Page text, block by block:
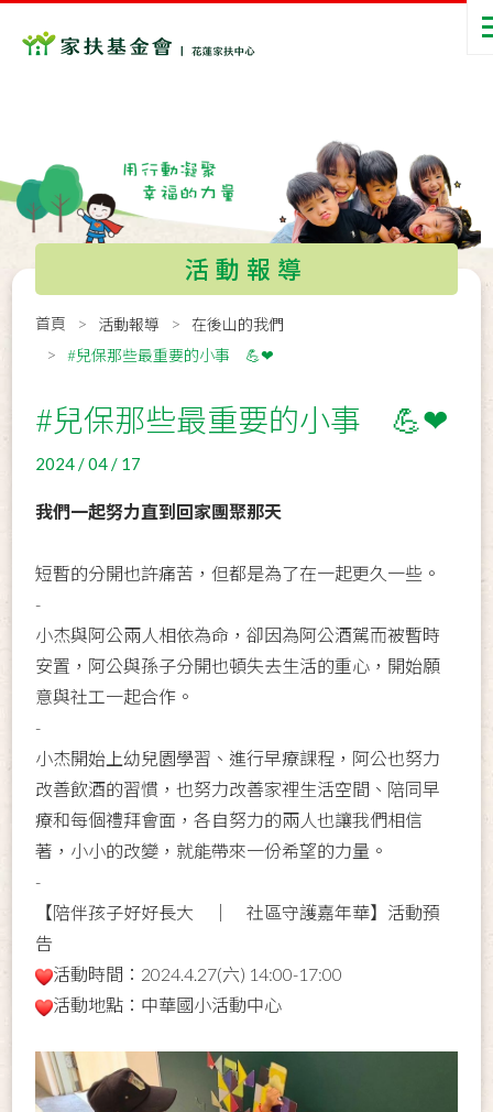
活動報導
首頁 活動報導
在後山的我們
#兒保那些最重要的小事 💪❤
#兒保那些最重要的小事 💪❤
2024 / 04 / 17
我們一起努力直到回家團聚那天
短暫的分開也許痛苦，但都是為了在一起更久一些。
-
小杰與阿公兩人相依為命，卻因為阿公酒駕而被暫時
安置，阿公與孫子分開也頓失去生活的重心，開始願
意與社工一起合作。
-
小杰開始上幼兒園學習、進行早療課程，阿公也努力
改善飲酒的習慣，也努力改善家裡生活空間、陪同早
療和每個禮拜會面，各自努力的兩人也讓我們相信
著，小小的改變，就能帶來一份希望的力量。
-
【陪伴孩子好好長大 ｜ 社區守護嘉年華】活動預
告
活動時間：2024.4.27(六) 14:00-17:00
活動地點：中華國小活動中心